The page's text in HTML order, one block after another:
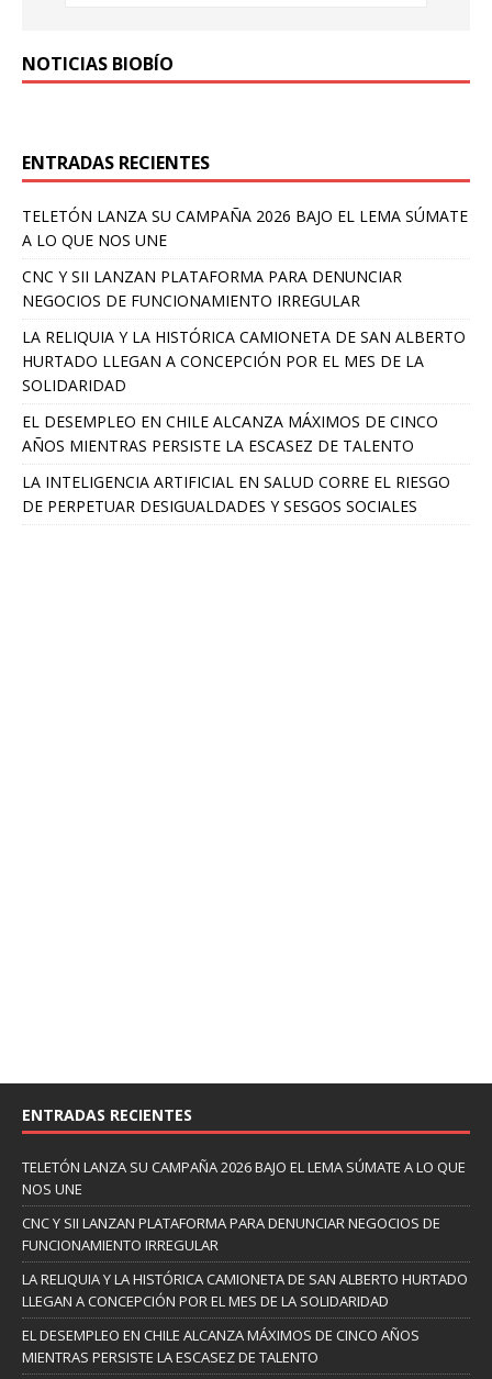
NOTICIAS BIOBÍO
ENTRADAS RECIENTES
TELETÓN LANZA SU CAMPAÑA 2026 BAJO EL LEMA SÚMATE
A LO QUE NOS UNE
CNC Y SII LANZAN PLATAFORMA PARA DENUNCIAR
NEGOCIOS DE FUNCIONAMIENTO IRREGULAR
LA RELIQUIA Y LA HISTÓRICA CAMIONETA DE SAN ALBERTO
HURTADO LLEGAN A CONCEPCIÓN POR EL MES DE LA
SOLIDARIDAD
EL DESEMPLEO EN CHILE ALCANZA MÁXIMOS DE CINCO
AÑOS MIENTRAS PERSISTE LA ESCASEZ DE TALENTO
LA INTELIGENCIA ARTIFICIAL EN SALUD CORRE EL RIESGO
DE PERPETUAR DESIGUALDADES Y SESGOS SOCIALES
ENTRADAS RECIENTES
TELETÓN LANZA SU CAMPAÑA 2026 BAJO EL LEMA SÚMATE A LO QUE
NOS UNE
CNC Y SII LANZAN PLATAFORMA PARA DENUNCIAR NEGOCIOS DE
FUNCIONAMIENTO IRREGULAR
LA RELIQUIA Y LA HISTÓRICA CAMIONETA DE SAN ALBERTO HURTADO
LLEGAN A CONCEPCIÓN POR EL MES DE LA SOLIDARIDAD
EL DESEMPLEO EN CHILE ALCANZA MÁXIMOS DE CINCO AÑOS
MIENTRAS PERSISTE LA ESCASEZ DE TALENTO